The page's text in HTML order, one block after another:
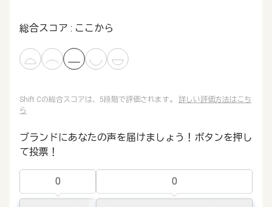
総合スコア : ここから
Shift Cの総合スコアは、5段階で評価されます。 詳しい評価方法はこち
ら
ブランドにあなたの声を届けましょう！ボタンを押し
て投票！
0 0